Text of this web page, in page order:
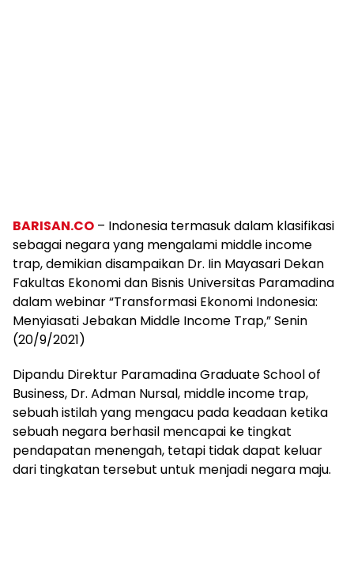
BARISAN.CO – Indonesia termasuk dalam klasifikasi
sebagai negara yang mengalami middle income
trap, demikian disampaikan Dr. Iin Mayasari Dekan
Fakultas Ekonomi dan Bisnis Universitas Paramadina
dalam webinar “Transformasi Ekonomi Indonesia:
Menyiasati Jebakan Middle Income Trap,” Senin
(20/9/2021)
Dipandu Direktur Paramadina Graduate School of
Business, Dr. Adman Nursal, middle income trap,
sebuah istilah yang mengacu pada keadaan ketika
sebuah negara berhasil mencapai ke tingkat
pendapatan menengah, tetapi tidak dapat keluar
dari tingkatan tersebut untuk menjadi negara maju.